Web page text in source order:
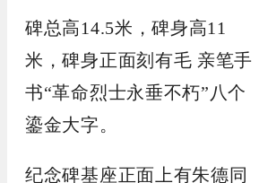
碑总高14.5米，碑身高11
米，碑身正面刻有毛 亲笔手
书“革命烈士永垂不朽”八个
鎏金大字。
纪念碑基座正面上有朱德同